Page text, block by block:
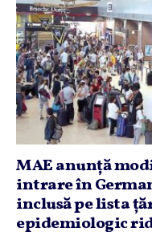
MAE anunţă
intrare în
inclusă pe lista
epidemiologic